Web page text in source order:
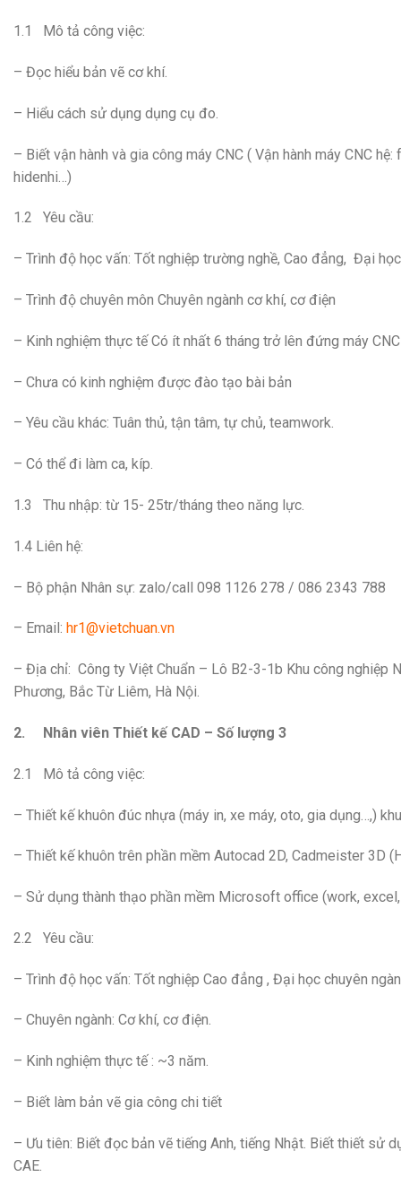
1.1 Mô tả công việc:
– Đọc hiểu bản vẽ cơ khí.
– Hiểu cách sử dụng dụng cụ đo.
– Biết vận hành và gia công máy CNC ( Vận hành máy CNC
hidenhi…)
1.2 Yêu cầu:
– Trình độ học vấn: Tốt nghiệp trường nghề, Cao đẳng, Đại
– Trình độ chuyên môn Chuyên ngành cơ khí, cơ điện
– Kinh nghiệm thực tế Có ít nhất 6 tháng trở lên đứng máy
– Chưa có kinh nghiệm được đào tạo bài bản
– Yêu cầu khác: Tuân thủ, tận tâm, tự chủ, teamwork.
– Có thể đi làm ca, kíp.
1.3 Thu nhập: từ 15- 25tr/tháng theo năng lực.
1.4 Liên hệ:
– Bộ phận Nhân sự: zalo/call 098 1126 278 / 086 2343 788
– Email: hr1@vietchuan.vn
– Địa chỉ: Công ty Việt Chuẩn – Lô B2-3-1b Khu công nghiệp
Phương, Bắc Từ Liêm, Hà Nội.
2. Nhân viên Thiết kế CAD – Số lượng 3
2.1 Mô tả công việc:
– Thiết kế khuôn đúc nhựa (máy in, xe máy, oto, gia dụng…,)
– Thiết kế khuôn trên phần mềm Autocad 2D, Cadmeister 3D
– Sử dụng thành thạo phần mềm Microsoft office (work,
2.2 Yêu cầu:
– Trình độ học vấn: Tốt nghiệp Cao đẳng , Đại học chuyên
– Chuyên ngành: Cơ khí, cơ điện.
– Kinh nghiệm thực tế : ~3 năm.
– Biết làm bản vẽ gia công chi tiết
– Ưu tiên: Biết đọc bản vẽ tiếng Anh, tiếng Nhật. Biết thiết sử
CAE.